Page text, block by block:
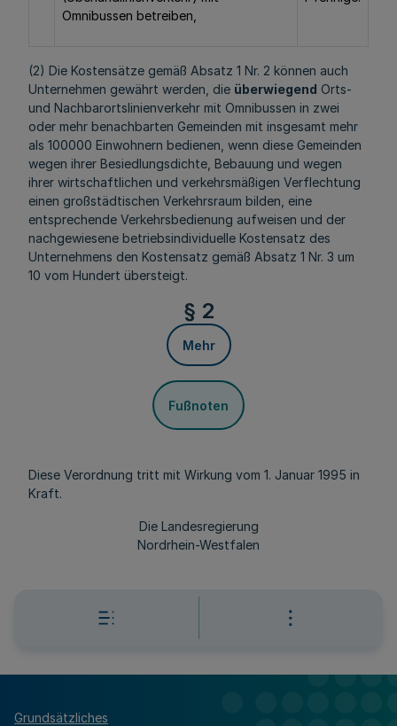
Omnibussen betreiben,
(2) Die Kostensätze gemäß Absatz 1 Nr. 2 können auch
Unternehmen gewährt werden, die überwiegend Orts-
und Nachbarortslinienverkehr mit Omnibussen in zwei
oder mehr benachbarten Gemeinden mit insgesamt mehr
als 100000 Einwohnern bedienen, wenn diese Gemeinden
wegen ihrer Besiedlungsdichte, Bebauung und wegen
ihrer wirtschaftlichen und verkehrsmäßigen Verflechtung
einen großstädtischen Verkehrsraum bilden, eine
entsprechende Verkehrsbedienung aufweisen und der
nachgewiesene betriebsindividuelle Kostensatz des
Unternehmens den Kostensatz gemäß Absatz 1 Nr. 3 um
10 vom Hundert übersteigt.
§ 2
Mehr
Fußnoten
Diese Verordnung tritt mit Wirkung vom 1. Januar 1995 in
Kraft.
Die Landesregierung
Nordrhein-Westfalen
Grundsätzliches